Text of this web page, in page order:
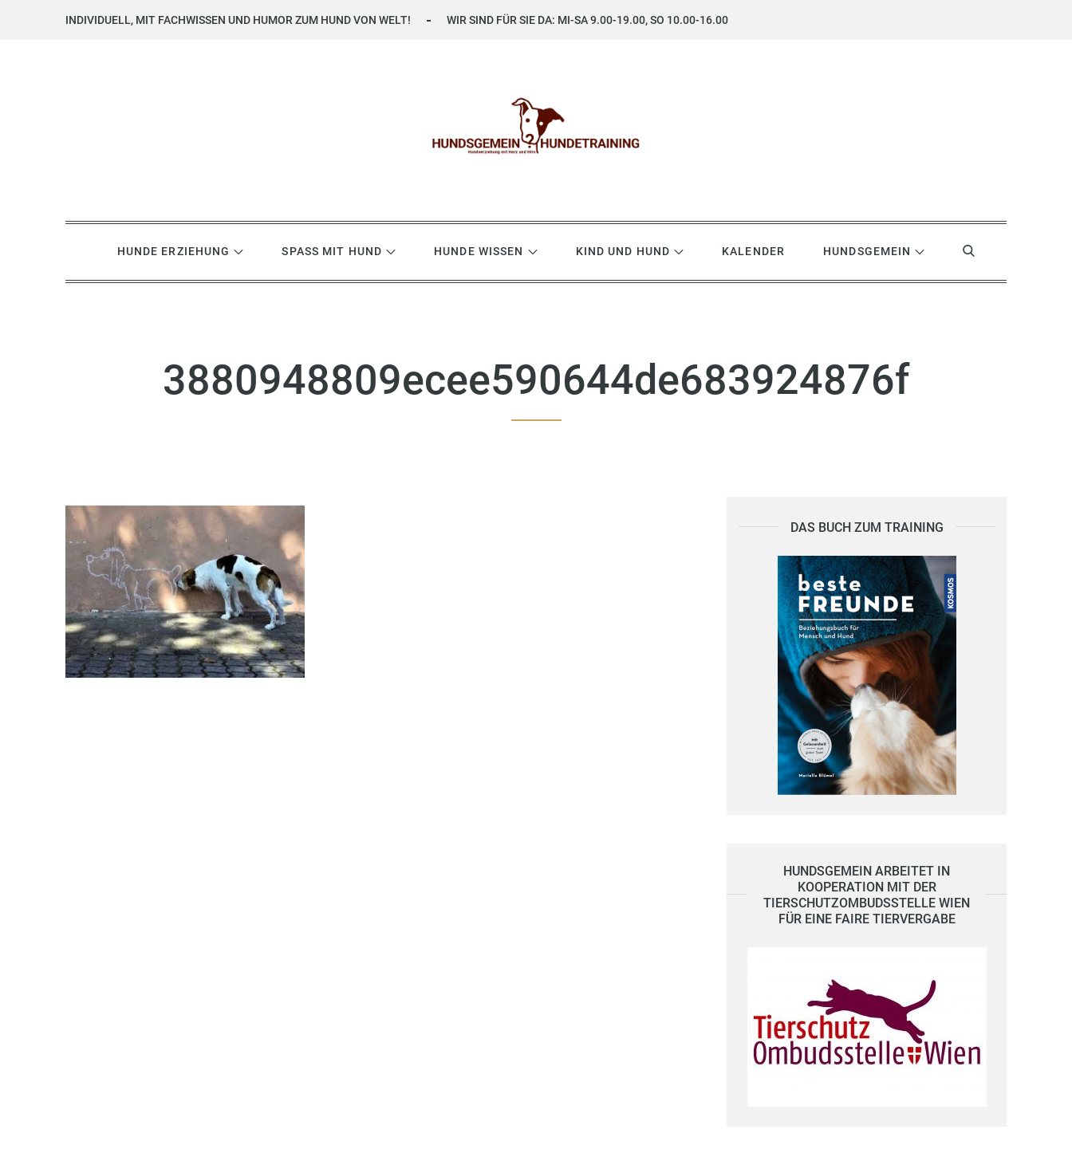
INDIVIDUELL, MIT FACHWISSEN UND HUMOR ZUM HUND VON WELT! WIR SIND FÜR SIE DA: MI-SA 9.00-19.00, SO 10.00-16.00
HUNDE ERZIEHUNG SPASS MIT HUND HUNDE WISSEN KIND UND HUND KALENDER HUNDSGEMEIN
3880948809ecee590644de683924876f
DAS BUCH ZUM TRAINING
HUNDSGEMEIN ARBEITET IN
KOOPERATION MIT DER
TIERSCHUTZOMBUDSSTELLE WIEN
FÜR EINE FAIRE TIERVERGABE